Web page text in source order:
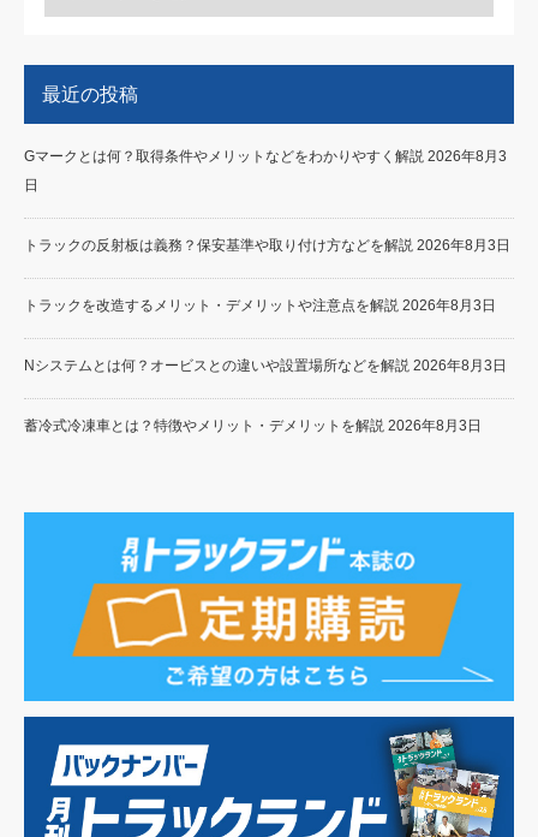
最近の投稿
Gマークとは何？取得条件やメリットなどをわかりやすく解説 2026年8月3
日
トラックの反射板は義務？保安基準や取り付け方などを解説 2026年8月3日
トラックを改造するメリット・デメリットや注意点を解説 2026年8月3日
Nシステムとは何？オービスとの違いや設置場所などを解説 2026年8月3日
蓄冷式冷凍車とは？特徴やメリット・デメリットを解説 2026年8月3日